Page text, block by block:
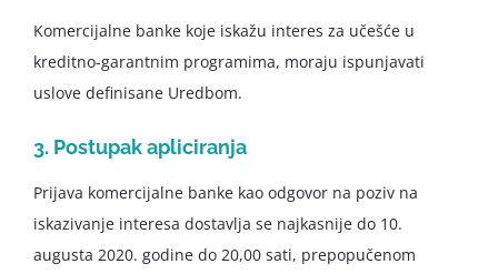
Komercijalne banke koje iskažu interes za učešće u
kreditno-garantnim programima, moraju ispunjavati
uslove definisane Uredbom.
3. Postupak apliciranja
Prijava komercijalne banke kao odgovor na poziv na
iskazivanje interesa dostavlja se najkasnije do 10.
augusta 2020. godine do 20,00 sati, prepopučenom